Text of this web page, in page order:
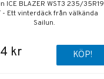
ICE BLAZER WST3 235/35R19
- Ett vinterdäck från välkända
Sailun.
kr KÖP!